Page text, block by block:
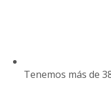
Tenemos más de